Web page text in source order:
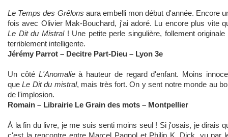
Le Temps des Grêlons aura embelli mon début d'année. Encore
fois avec Olivier Mak-Bouchard, j'ai adoré. Lu encore plus vite
Le Dit du Mistral! Une petite perle singulière, follement originale
terriblement intelligente.
Jérémy Parrot – Decitre Part-Dieu – Lyon 3e
Un côté L'Anomalieà hauteur de regard d'enfant. Moins
queLe Dit du mistral, mais très fort. On y sent notre monde au
de l'implosion.
Romain – Librairie Le Grain des mots – Montpellier
À la fin du livre, je me suis senti moins seul ! Si j'osais, je dirais